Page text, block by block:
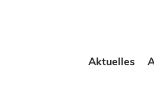
Aktuelles